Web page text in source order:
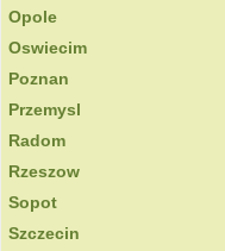
Opole
Oswiecim
Poznan
Przemysl
Radom
Rzeszow
Sopot
Szczecin